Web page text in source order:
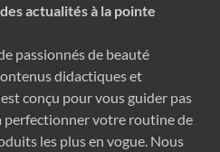
actualités à la pointe
passionnés de beauté
didactiques et
conçu pour vous guider pas
perfectionner votre routine de
les plus en vogue. Nous